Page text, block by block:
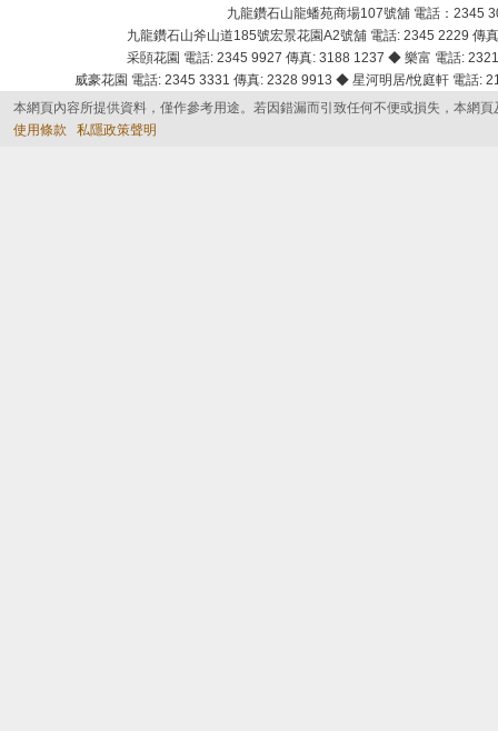
九龍鑽石山龍蟠苑商場107號舖 電話：2345
九龍鑽石山斧山道185號宏景花園A2號舖 電話: 2345 2229
采頣花園 電話: 2345 9927 傳真: 3188 1237 ◆ 樂富 電話:
威豪花園 電話: 2345 3331 傳真: 2328 9913 ◆ 星河明居/悅庭軒 電話
本網頁內容所提供資料，僅作參考用途。若因錯漏而引致任何不便或損失，本網
使用條款
私隱政策聲明